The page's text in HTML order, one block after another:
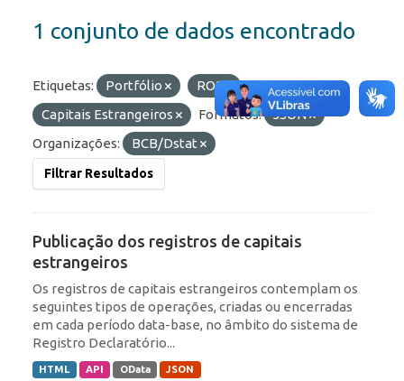
1 conjunto de dados encontrado
Etiquetas: Portfólio
ROF
Capitais Estrangeiros
Formatos:
JSON
Organizações:
BCB/Dstat
Filtrar Resultados
Publicação dos registros de capitais
estrangeiros
Os registros de capitais estrangeiros contemplam os
seguintes tipos de operações, criadas ou encerradas
em cada período data-base, no âmbito do sistema de
Registro Declaratório...
HTML API OData JSON